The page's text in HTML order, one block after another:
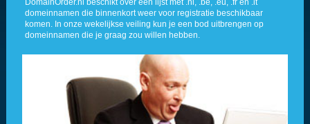
DomainOrder.nl beschikt over een lijst met .nl, .be, .eu, .fr en .it
domeinnamen die binnenkort weer voor registratie beschikbaar
komen. In onze wekelijkse veiling kun je een bod uitbrengen op
domeinnamen die je graag zou willen hebben.